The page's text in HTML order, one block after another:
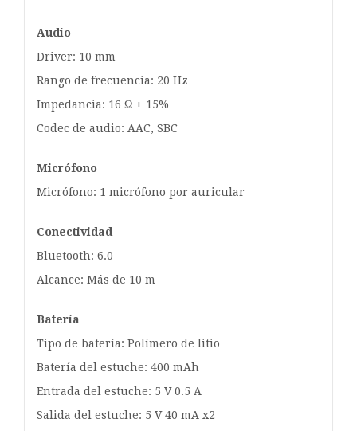
Audio
Driver: 10 mm
Rango de frecuencia: 20 Hz
Impedancia: 16 Ω ± 15%
Codec de audio: AAC, SBC
Micrófono
Micrófono: 1 micrófono por auricular
Conectividad
Bluetooth: 6.0
Alcance: Más de 10 m
Batería
Tipo de batería: Polímero de litio
Batería del estuche: 400 mAh
Entrada del estuche: 5 V 0.5 A
Salida del estuche: 5 V 40 mA x2